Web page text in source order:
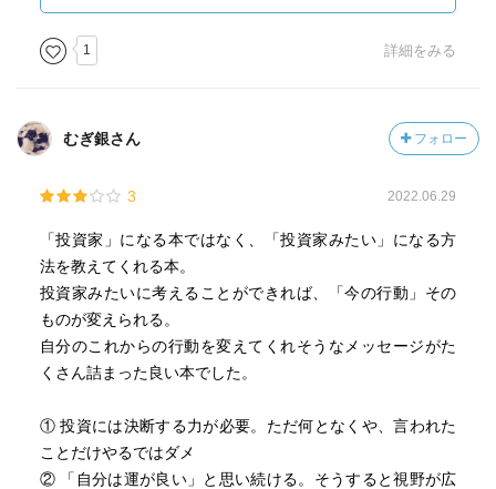
→人に関わる仕事が好きで、今はリハビリの仕事をしてい
ます。
起承転結のあるエピソード
・自分の仕事を目指した想い
・最近起きた会社での出来事
1 詳細をみる
むぎ銀さん フォロー
3 2022.06.29
「投資家」になる本ではなく、「投資家みたい」になる方
法を教えてくれる本。
投資家みたいに考えることができれば、「今の行動」その
ものが変えられる。
自分のこれからの行動を変えてくれそうなメッセージがた
くさん詰まった良い本でした。
① 投資には決断する力が必要。ただ何となくや、言われた
ことだけやるではダメ
② 「自分は運が良い」と思い続ける。そうすると視野が広